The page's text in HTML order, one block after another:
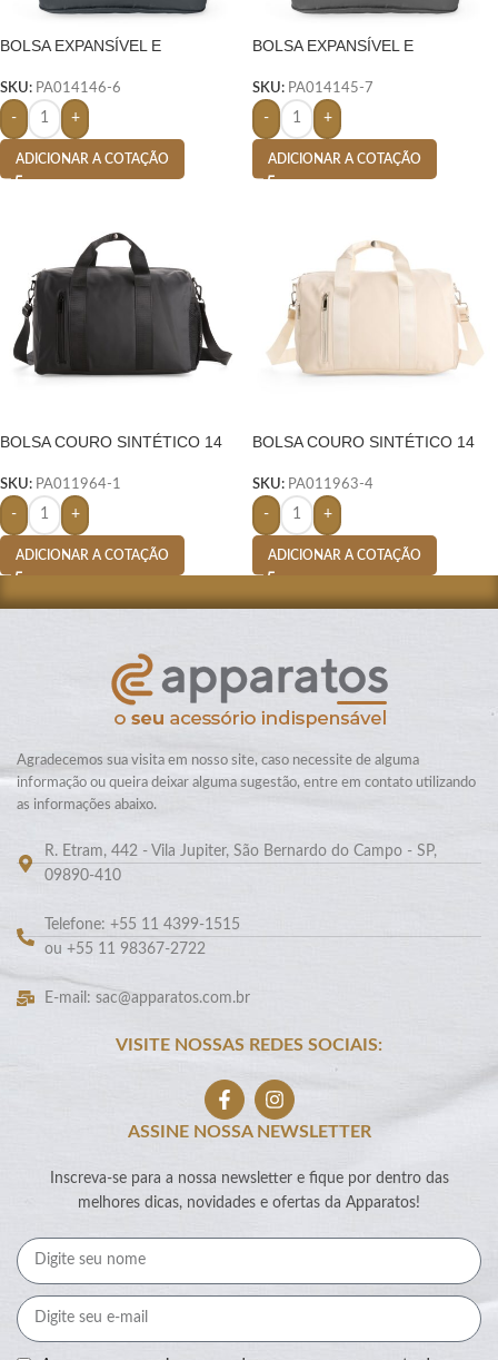
BOLSA EXPANSÍVEL E
SKU: PA014146-6
- +
ADICIONAR A COTAÇÃO
BOLSA EXPANSÍVEL E
SKU: PA014145-7
- +
ADICIONAR A COTAÇÃO
BOLSA COURO SINTÉTICO 14
SKU: PA011964-1
- +
ADICIONAR A COTAÇÃO
BOLSA COURO SINTÉTICO 14
SKU: PA011963-4
- +
ADICIONAR A COTAÇÃO
Agradecemos sua visita em nosso site, caso necessite de alguma
informação ou queira deixar alguma sugestão, entre em contato utilizando
as informações abaixo.
R. Etram, 442 - Vila Jupiter, São Bernardo do Campo - SP,
09890-410
Telefone: +55 11 4399-1515
ou +55 11 98367-2722
E-mail: sac@apparatos.com.br
VISITE NOSSAS REDES SOCIAIS:
ASSINE NOSSA NEWSLETTER
Inscreva-se para a nossa newsletter e fique por dentro das
melhores dicas, novidades e ofertas da Apparatos!